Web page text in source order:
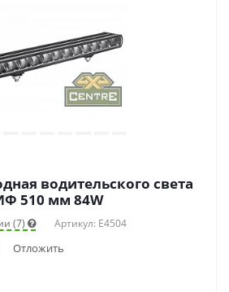
водительского света
510 мм 84W
(7) Артикул: E4504
Отложить